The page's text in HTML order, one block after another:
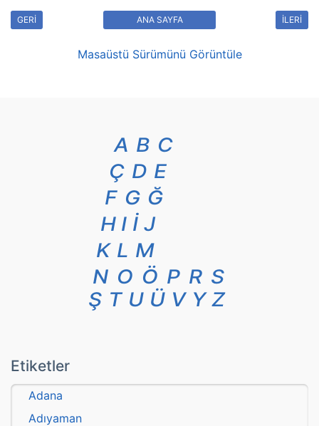
GERİ İLERİ
ANA SAYFA
Masaüstü Sürümünü Görüntüle
A B C
Ç D E
F G Ğ
H I İ J
K L M
N O Ö P R S
Ş T U Ü V Y Z
Etiketler
Adana
Adıyaman